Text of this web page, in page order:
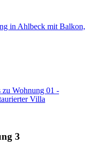
in Ahlbeck mit Balkon,
zu Wohnung 01 -
Villa
3